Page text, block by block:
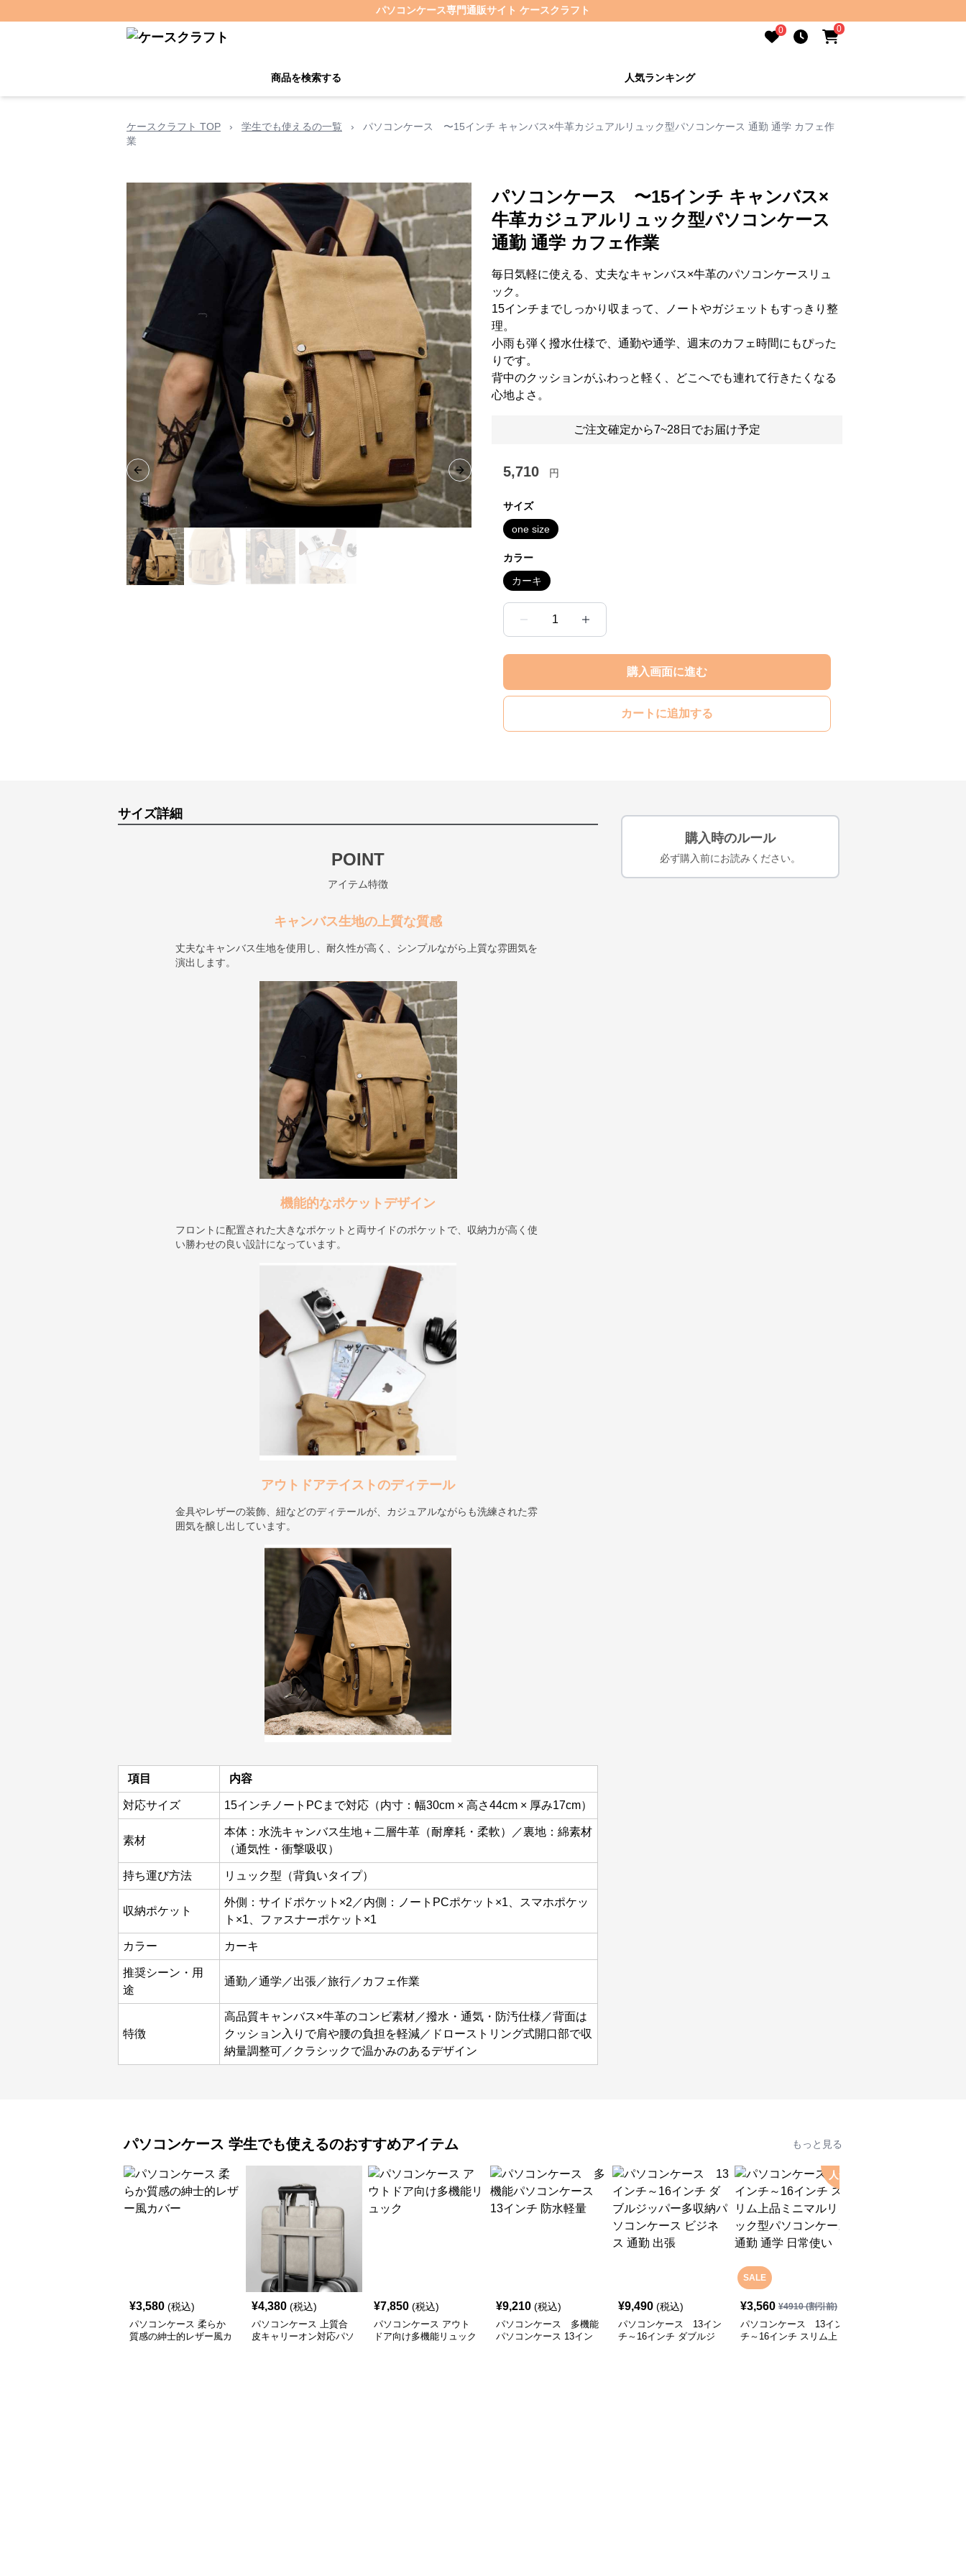
パソコンケース専門通販サイト ケースクラフト
0 0
商品を検索する 人気ランキング
ケースクラフト TOP › 学生でも使えるの一覧 ›
パソコンケース 〜15インチ キャンバス×牛革カジュアルリュック型パソコンケース 通勤 通学 カフェ作
業
Previous slide Next slide
パソコンケース 〜15インチ キャンバス×
牛革カジュアルリュック型パソコンケース
通勤 通学 カフェ作業
毎日気軽に使える、丈夫なキャンバス×牛革のパソコンケースリュ
ック。
15インチまでしっかり収まって、ノートやガジェットもすっきり整
理。
小雨も弾く撥水仕様で、通勤や通学、週末のカフェ時間にもぴった
りです。
背中のクッションがふわっと軽く、どこへでも連れて行きたくなる
心地よさ。
ご注文確定から7~28日でお届け予定
5,710 円
サイズ
one size
カラー
カーキ
1
購入画面に進む
カートに追加する
サイズ詳細
POINT
アイテム特徴
キャンバス生地の上質な質感
丈夫なキャンバス生地を使用し、耐久性が高く、シンプルながら上質な雰囲気を
演出します。
機能的なポケットデザイン
フロントに配置された大きなポケットと両サイドのポケットで、収納力が高く使
い勝わせの良い設計になっています。
アウトドアテイストのディテール
金具やレザーの装飾、紐などのディテールが、カジュアルながらも洗練された雰
囲気を醸し出しています。
項目 内容
対応サイズ 15インチノートPCまで対応（内寸：幅30cm × 高さ44cm × 厚み17cm）
素材
本体：水洗キャンバス生地＋二層牛革（耐摩耗・柔軟）／裏地：綿素材
（通気性・衝撃吸収）
持ち運び方法 リュック型（背負いタイプ）
収納ポケット
外側：サイドポケット×2／内側：ノートPCポケット×1、スマホポケッ
ト×1、ファスナーポケット×1
カラー カーキ
推奨シーン・用
途
通勤／通学／出張／旅行／カフェ作業
特徴
高品質キャンバス×牛革のコンビ素材／撥水・通気・防汚仕様／背面は
クッション入りで肩や腰の負担を軽減／ドローストリング式開口部で収
納量調整可／クラシックで温かみのあるデザイン
購入時のルール
必ず購入前にお読みください。
パソコンケース 学生でも使えるのおすすめアイテム もっと見る
¥3,580 (税込)
パソコンケース 柔らか
質感の紳士的レザー風カ
¥4,380 (税込)
パソコンケース 上質合
皮キャリーオン対応パソ
¥7,850 (税込)
パソコンケース アウト
ドア向け多機能リュック
¥9,210 (税込)
パソコンケース 多機能
パソコンケース 13イン
¥9,490 (税込)
パソコンケース 13イン
チ～16インチ ダブルジ
SALE
人気
¥3,560 ¥4910(割引前)
パソコンケース 13イン
チ～16インチ スリム上